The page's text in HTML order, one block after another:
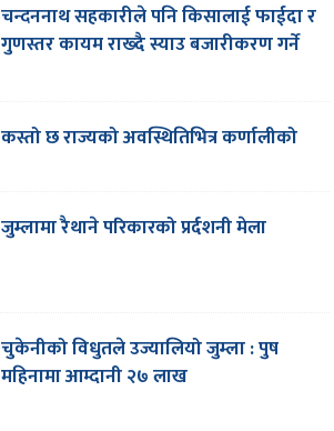
चन्दननाथ सहकारीले पनि किसालाई फाईदा र
गुणस्तर कायम राख्दै स्याउ बजारीकरण गर्ने
कस्तो छ राज्यको अवस्थितिभित्र कर्णालीको
जुम्लामा रैथाने परिकारको प्रर्दशनी मेला
चुकेनीको विधुतले उज्यालियो जुम्ला : पुष
महिनामा आम्दानी २७ लाख